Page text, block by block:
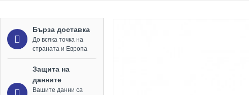
Бърза доставка
До всяка точка на
страната и Европа
Защита на
данните
Вашите данни са